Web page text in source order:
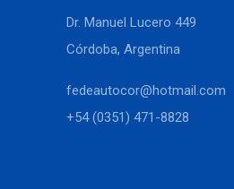
Dr. Manuel Lucero 449
Córdoba, Argentina
fedeautocor@hotmail.com
+54 (0351) 471-8828